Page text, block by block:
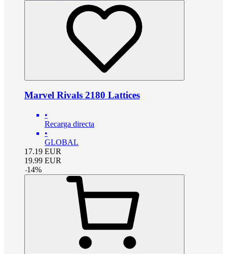
Marvel Rivals 2180 Lattices
•
Recarga directa
•
GLOBAL
17.19 EUR
19.99 EUR
-14%